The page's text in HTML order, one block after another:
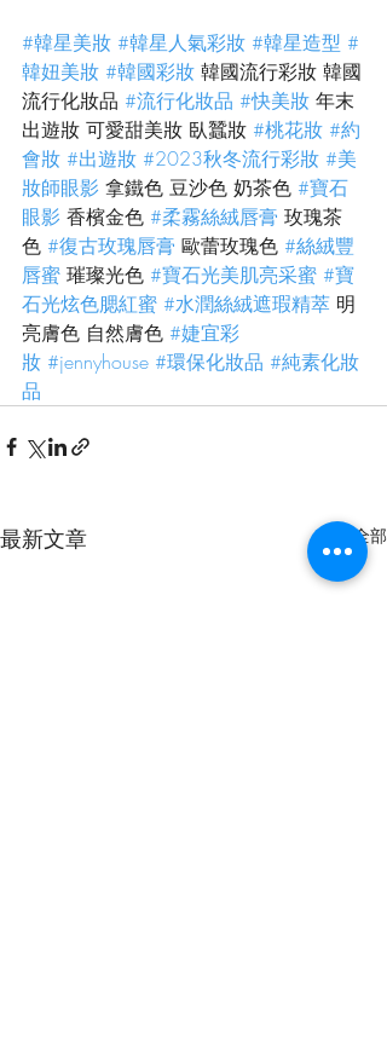
#韓星美妝 #韓星人氣彩妝 #韓星造型 #
韓妞美妝 #韓國彩妝 韓國流行彩妝 韓國
流行化妝品 #流行化妝品 #快美妝 年末
出遊妝 可愛甜美妝 臥蠶妝 #桃花妝 #約
會妝 #出遊妝 #2023秋冬流行彩妝 #美
妝師眼影 拿鐵色 豆沙色 奶茶色 #寶石
眼影 香檳金色 #柔霧絲絨唇膏 玫瑰茶
色 #復古玫瑰唇膏 歐蕾玫瑰色 #絲絨豐
唇蜜 璀璨光色 #寶石光美肌亮采蜜 #寶
石光炫色腮紅蜜 #水潤絲絨遮瑕精萃 明
亮膚色 自然膚色 #婕宜彩
妝 #jennyhouse #環保化妝品 #純素化妝
品
最新文章 查看全部